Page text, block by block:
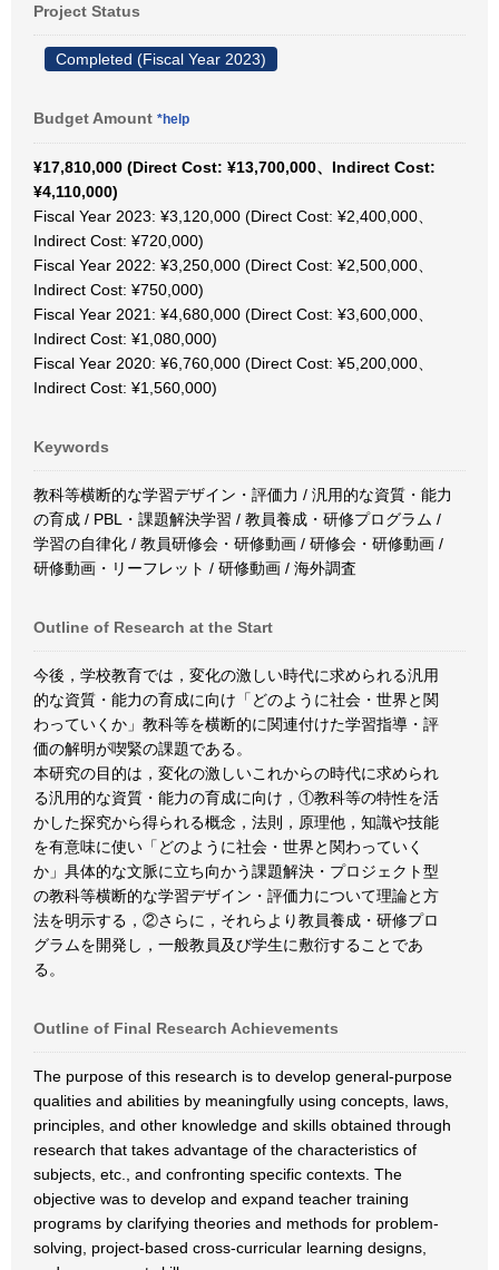
Project Status
Completed (Fiscal Year 2023)
Budget Amount *help
¥17,810,000 (Direct Cost: ¥13,700,000、Indirect Cost:
¥4,110,000)
Fiscal Year 2023: ¥3,120,000 (Direct Cost: ¥2,400,000、
Indirect Cost: ¥720,000)
Fiscal Year 2022: ¥3,250,000 (Direct Cost: ¥2,500,000、
Indirect Cost: ¥750,000)
Fiscal Year 2021: ¥4,680,000 (Direct Cost: ¥3,600,000、
Indirect Cost: ¥1,080,000)
Fiscal Year 2020: ¥6,760,000 (Direct Cost: ¥5,200,000、
Indirect Cost: ¥1,560,000)
Keywords
教科等横断的な学習デザイン・評価力 / 汎用的な資質・能力
の育成 / PBL・課題解決学習 / 教員養成・研修プログラム /
学習の自律化 / 教員研修会・研修動画 / 研修会・研修動画 /
研修動画・リーフレット / 研修動画 / 海外調査
Outline of Research at the Start
今後，学校教育では，変化の激しい時代に求められる汎用
的な資質・能力の育成に向け「どのように社会・世界と関
わっていくか」教科等を横断的に関連付けた学習指導・評
価の解明が喫緊の課題である。
本研究の目的は，変化の激しいこれからの時代に求められ
る汎用的な資質・能力の育成に向け，①教科等の特性を活
かした探究から得られる概念，法則，原理他，知識や技能
を有意味に使い「どのように社会・世界と関わっていく
か」具体的な文脈に立ち向かう課題解決・プロジェクト型
の教科等横断的な学習デザイン・評価力について理論と方
法を明示する，②さらに，それらより教員養成・研修プロ
グラムを開発し，一般教員及び学生に敷衍することであ
る。
Outline of Final Research Achievements
The purpose of this research is to develop general-purpose
qualities and abilities by meaningfully using concepts, laws,
principles, and other knowledge and skills obtained through
research that takes advantage of the characteristics of
subjects, etc., and confronting specific contexts. The
objective was to develop and expand teacher training
programs by clarifying theories and methods for problem-
solving, project-based cross-curricular learning designs,